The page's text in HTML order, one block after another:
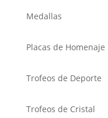
Medallas
Placas de Homenaje
Trofeos de Deporte
Trofeos de Cristal